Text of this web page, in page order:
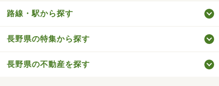
路線・駅から探す
長野県の特集から探す
長野県の不動産を探す